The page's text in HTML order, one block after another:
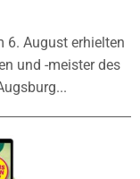
6. August erhielten
und -meister des